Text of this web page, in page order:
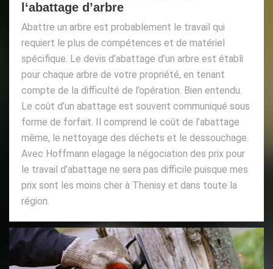
l‘abattage d’arbre
Abattre un arbre est probablement le travail qui
requiert le plus de compétences et de matériel
spécifique. Le devis d’abattage d’un arbre est établi
pour chaque arbre de votre propriété, en tenant
compte de la difficulté de l’opération. Bien entendu.
Le coût d’un abattage est souvent communiqué sous
forme de forfait. Il comprend le coût de l’abattage
même, le nettoyage des déchets et le dessouchage.
Avec Hoffmann elagage la négociation des prix pour
le travail d’abattage ne sera pas difficile puisque mes
prix sont les moins cher à Thenisy et dans toute la
région.